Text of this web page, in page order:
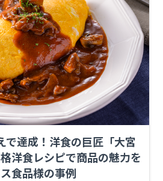
達成！洋食の巨匠「大宮
洋食レシピで商品の魅力を
食品様の事例